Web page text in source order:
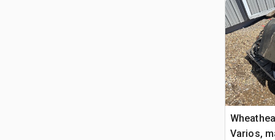
Varios,